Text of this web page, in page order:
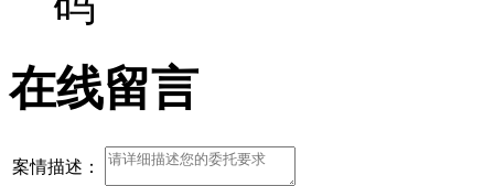
在线留言
案情描述：